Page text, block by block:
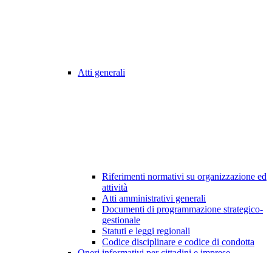
Atti generali
Riferimenti normativi su organizzazione ed
attività
Atti amministrativi generali
Documenti di programmazione strategico-
gestionale
Statuti e leggi regionali
Codice disciplinare e codice di condotta